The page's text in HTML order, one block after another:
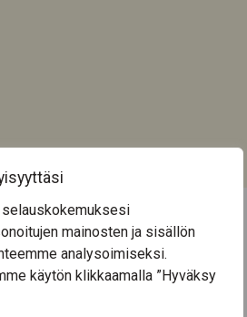
mainosten ja sisällön
analysoimiseksi.
käytön klikkaamalla ”Hyväksy
kaikki tapahtumat